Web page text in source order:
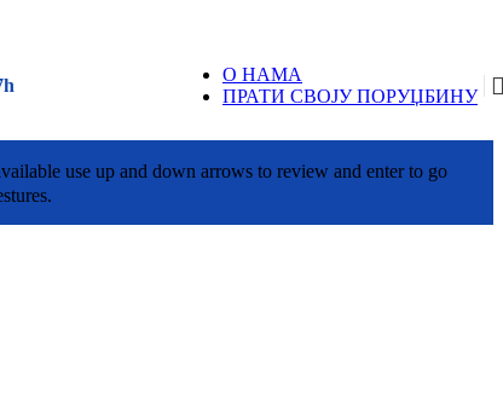
О НАМА
ПРАТИ СВОЈУ ПОРУЏБИНУ
use up and down arrows to review and enter to go